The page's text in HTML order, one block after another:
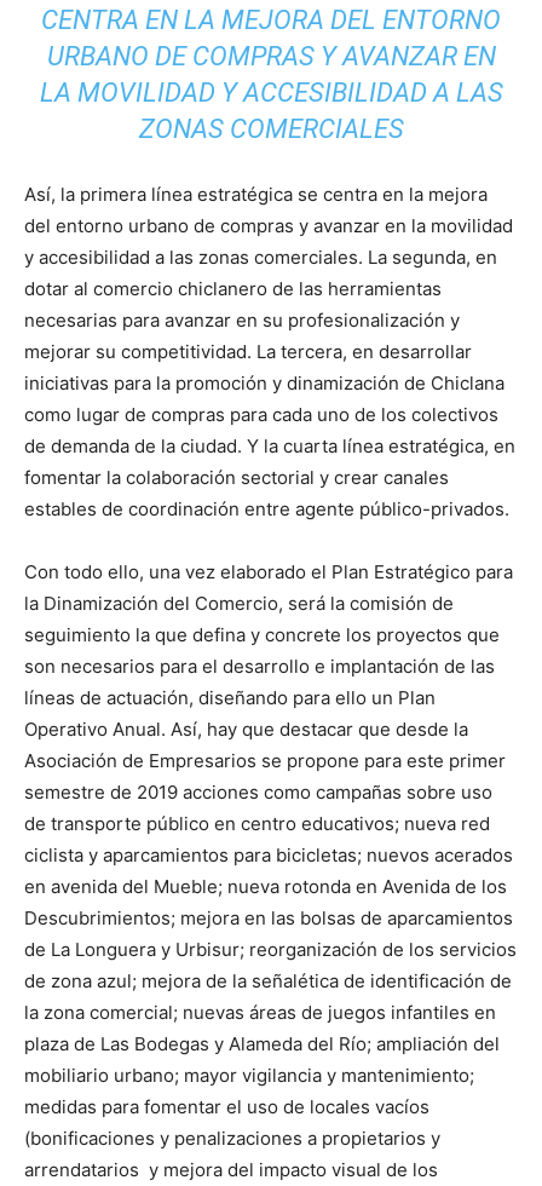
CENTRA EN LA MEJORA DEL ENTORNO
URBANO DE COMPRAS Y AVANZAR EN
LA MOVILIDAD Y ACCESIBILIDAD A LAS
ZONAS COMERCIALES
Así, la primera línea estratégica se centra en la mejora
del entorno urbano de compras y avanzar en la movilidad
y accesibilidad a las zonas comerciales. La segunda, en
dotar al comercio chiclanero de las herramientas
necesarias para avanzar en su profesionalización y
mejorar su competitividad. La tercera, en desarrollar
iniciativas para la promoción y dinamización de Chiclana
como lugar de compras para cada uno de los colectivos
de demanda de la ciudad. Y la cuarta línea estratégica, en
fomentar la colaboración sectorial y crear canales
estables de coordinación entre agente público-privados.
Con todo ello, una vez elaborado el Plan Estratégico para
la Dinamización del Comercio, será la comisión de
seguimiento la que defina y concrete los proyectos que
son necesarios para el desarrollo e implantación de las
líneas de actuación, diseñando para ello un Plan
Operativo Anual. Así, hay que destacar que desde la
Asociación de Empresarios se propone para este primer
semestre de 2019 acciones como campañas sobre uso
de transporte público en centro educativos; nueva red
ciclista y aparcamientos para bicicletas; nuevos acerados
en avenida del Mueble; nueva rotonda en Avenida de los
Descubrimientos; mejora en las bolsas de aparcamientos
de La Longuera y Urbisur; reorganización de los servicios
de zona azul; mejora de la señalética de identificación de
la zona comercial; nuevas áreas de juegos infantiles en
plaza de Las Bodegas y Alameda del Río; ampliación del
mobiliario urbano; mayor vigilancia y mantenimiento;
medidas para fomentar el uso de locales vacíos
(bonificaciones y penalizaciones a propietarios y
arrendatarios y mejora del impacto visual de los